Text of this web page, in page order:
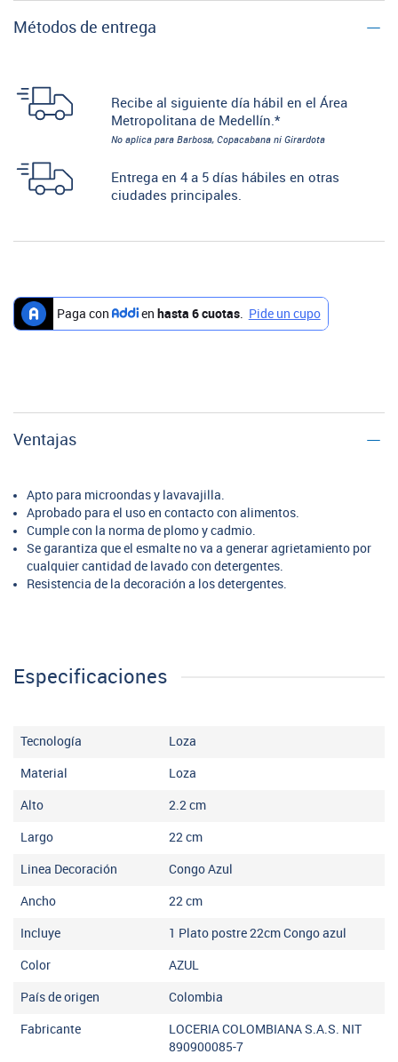
Métodos de entrega
Recibe al siguiente día hábil en el Área
Metropolitana de Medellín.*
No aplica para Barbosa, Copacabana ni Girardota
Entrega en 4 a 5 días hábiles en otras
ciudades principales.
Ventajas
Apto para microondas y lavavajilla.
Aprobado para el uso en contacto con alimentos.
Cumple con la norma de plomo y cadmio.
Se garantiza que el esmalte no va a generar agrietamiento por
cualquier cantidad de lavado con detergentes.
Resistencia de la decoración a los detergentes.
Especificaciones
Tecnología Loza
Material Loza
Alto 2.2cm
Largo 22cm
Linea Decoración Congo Azul
Ancho 22cm
Incluye 1 Plato postre 22cm Congo azul
Color AZUL
País de origen Colombia
Fabricante
LOCERIA COLOMBIANA S.A.S. NIT
890900085-7